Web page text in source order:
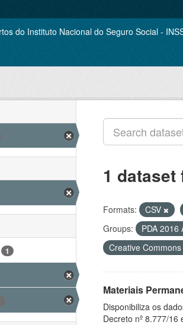
1
1 dataset
Formats: CSV
Groups:
PDA 2016
Creative
Materiais
Disponibiliza os
Decreto nº 8.777/16